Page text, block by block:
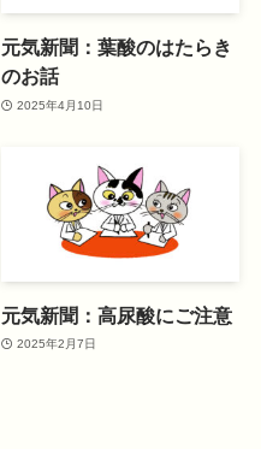
元気新聞：葉酸のはたらき
のお話
2025年4月10日
元気新聞：高尿酸にご注意
2025年2月7日